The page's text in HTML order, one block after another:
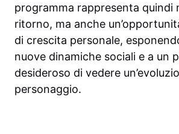
programma rappresenta quindi
ritorno, ma anche
di crescita personale,
nuove dinamiche sociali e a un
desideroso di vedere
personaggio.